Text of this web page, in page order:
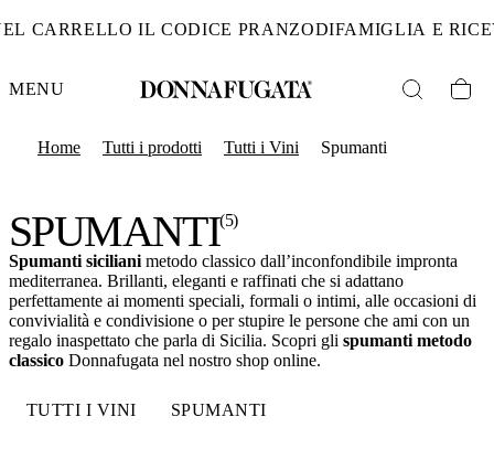
DAL 6 AL 19
MENU
Home Tutti i prodotti Tutti i Vini Spumanti
SPUMANTI(5)
Spumanti siciliani metodo classico dall’inconfondibile impronta
mediterranea. Brillanti, eleganti e raffinati che si adattano
perfettamente ai momenti speciali, formali o intimi, alle occasioni di
convivialità e condivisione o per stupire le persone che ami con un
regalo inaspettato che parla di Sicilia. Scopri gli spumanti metodo
classico Donnafugata nel nostro shop online.
TUTTI I VINI SPUMANTI